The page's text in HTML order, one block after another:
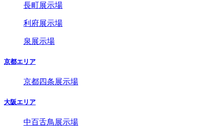
長町展示場
利府展示場
泉展示場
京都エリア
京都四条展示場
大阪エリア
中百舌鳥展示場